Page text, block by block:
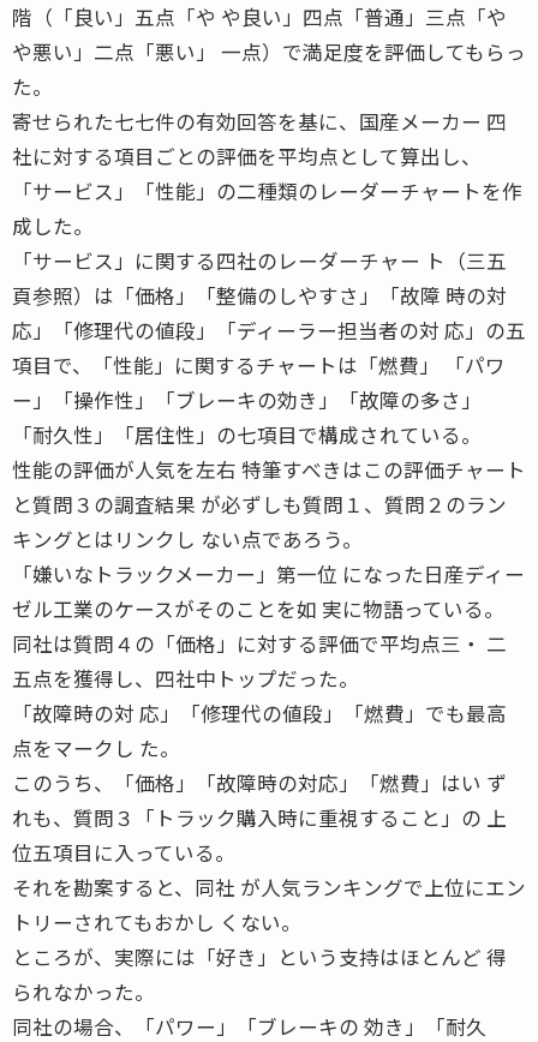
階（「良い」五点「や や良い」四点「普通」三点「や
や悪い」二点「悪い」 一点）で満足度を評価してもらっ
た。
寄せられた七七件の有効回答を基に、国産メーカー 四
社に対する項目ごとの評価を平均点として算出し、
「サービス」「性能」の二種類のレーダーチャートを作
成した。
「サービス」に関する四社のレーダーチャー ト（三五
頁参照）は「価格」「整備のしやすさ」「故障 時の対
応」「修理代の値段」「ディーラー担当者の対 応」の五
項目で、「性能」に関するチャートは「燃費」 「パワ
ー」「操作性」「ブレーキの効き」「故障の多さ」
「耐久性」「居住性」の七項目で構成されている。
性能の評価が人気を左右 特筆すべきはこの評価チャート
と質問３の調査結果 が必ずしも質問１、質問２のラン
キングとはリンクし ない点であろう。
「嫌いなトラックメーカー」第一位 になった日産ディー
ゼル工業のケースがそのことを如 実に物語っている。
同社は質問４の「価格」に対する評価で平均点三・ 二
五点を獲得し、四社中トップだった。
「故障時の対 応」「修理代の値段」「燃費」でも最高
点をマークし た。
このうち、「価格」「故障時の対応」「燃費」はい ず
れも、質問３「トラック購入時に重視すること」の 上
位五項目に入っている。
それを勘案すると、同社 が人気ランキングで上位にエン
トリーされてもおかし くない。
ところが、実際には「好き」という支持はほとんど 得
られなかった。
同社の場合、「パワー」「ブレーキの 効き」「耐久